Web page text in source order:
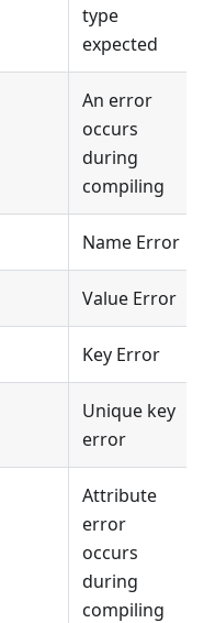
type
expected
An error
occurs
during
compiling
Name Error
Value Error
Key Error
Unique key
error
Attribute
error
occurs
during
compiling